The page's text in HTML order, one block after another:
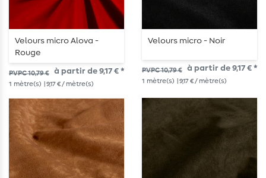
Velours micro Alova -
Rouge
PVPC 10,79 € à partir de 9,17 € *
1 mètre(s) | 9,17 € / mètre(s)
Velours micro - Noir
PVPC 10,79 € à partir de 9,17 € *
1 mètre(s) | 9,17 € / mètre(s)